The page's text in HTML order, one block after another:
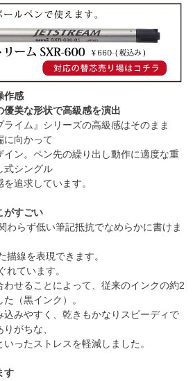
作感
優美な形状で高級感を演出
イム』シリーズの高級感はそのまま
に向かって
ン。ペン先の繰り出し動作に適度な重
式シングル
追求しています。
がすごい
らず低い筆記抵抗でなめらかに書けま
線を表現できます。
ています。
せることによって、従来のインクの約2
（黒インク）。
込みやすく、乾きもかなりスピーディで
がちな、
ったストレスを軽減しました。
す